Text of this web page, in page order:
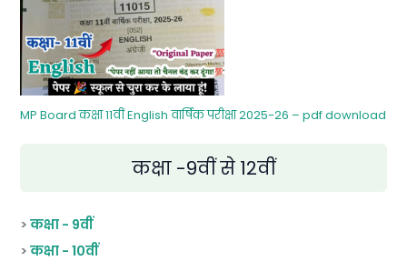
MP Board कक्षा 11वीं English वार्षिक परीक्षा 2025-26 – pdf download
कक्षा -9वीं से 12वीं
>कक्षा - 9वीं
>कक्षा - 10वीं